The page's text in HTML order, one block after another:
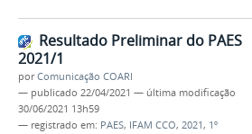
Resultado Preliminar do PAES
2021/1
porComunicação COARI
— publicado 22/04/2021 — última modificação
30/06/2021 13h59
— registrado em: PAES, IFAM CCO, 2021, 1º